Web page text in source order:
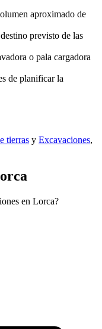
aproximado de
previsto de las
o pala cargadora
de planificar la
tierras y Excavaciones,
en Lorca?